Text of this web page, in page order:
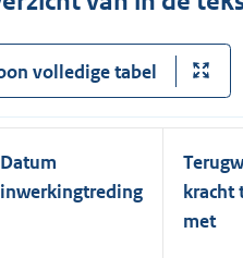
volledige tabel
Datum
inwerkingtreding
kracht
met